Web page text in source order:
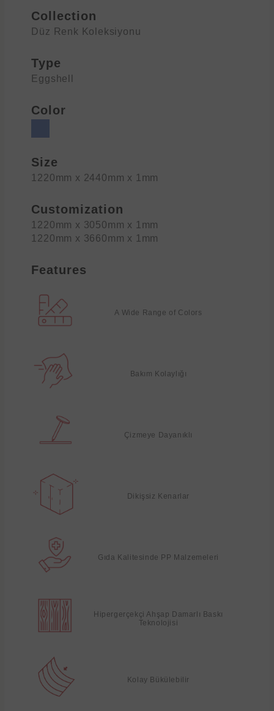
Collection
Düz Renk Koleksiyonu
Type
Eggshell
Color
Size
1220mm x 2440mm x 1mm
Customization
1220mm x 3050mm x 1mm
1220mm x 3660mm x 1mm
Features
A Wide Range of Colors
Bakım Kolaylığı
Çizmeye Dayanıklı
Dikişsiz Kenarlar
Gıda Kalitesinde PP Malzemeleri
Hipergerçekçi Ahşap Damarlı Baskı
Teknolojisi
Kolay Bükülebilir